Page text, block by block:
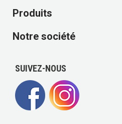
Produits
Notre société
SUIVEZ-NOUS